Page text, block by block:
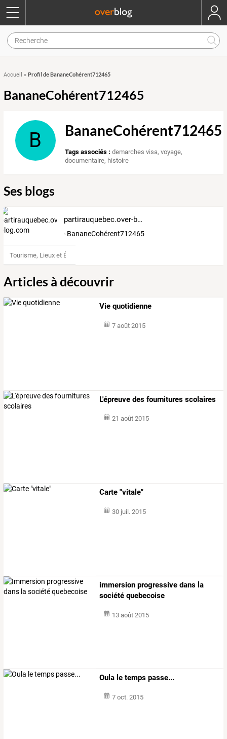
Accueil » Profil de BananeCohérent712465
BananeCohérent712465
B BananeCohérent712465
Tags associés : demarches visa,voyage,
documentaire, histoire
Ses blogs
partirauquebec.over-blog.com
BananeCohérent712465
Tourisme, Lieux et Événements
Articles à découvrir
Vie quotidienne
7 août 2015
L'épreuve des fournitures scolaires
21 août 2015
Carte "vitale"
30 juil. 2015
immersion progressive dans la
société quebecoise
13 août 2015
Oula le temps passe...
7 oct. 2015